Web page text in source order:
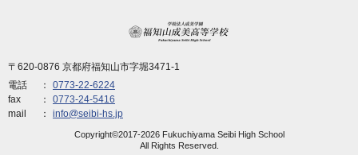
〒620-0876 京都府福知山市字堀3471-1
電話
0773-22-6224
fax
0773-24-5416
mail
info@seibi-hs.jp
Copyright©2017-2026 Fukuchiyama Seibi High School
All Rights Reserved.